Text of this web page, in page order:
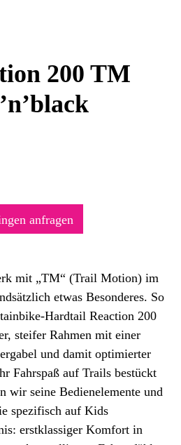
200 TM
anfragen
mit „TM“ (Trail Motion) im
etwas Besonderes. So
Hardtail Reaction 200
steifer Rahmen mit einer
und damit optimierter
Fahrspaß auf Trails bestückt
wir seine Bedienelemente und
spezifisch auf Kids
erstklassiger Komfort in